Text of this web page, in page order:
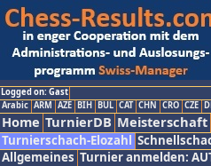
Logged on: Gast
Arabic ARM AZE BIH BUL CAT CHN CRO CZE
Home TurnierDB Meisterschaft
Turnierschach-Elozahl
Allgemeines Turnier anmelden: